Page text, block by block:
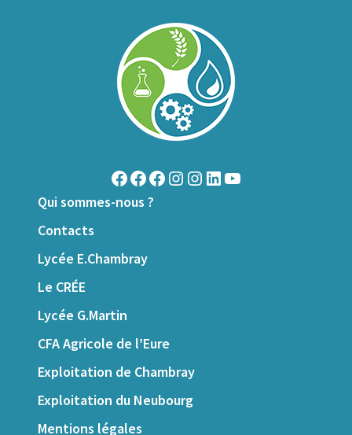
Qui sommes-nous ?
Contacts
Lycée E.Chambray
Le CRÉE
Lycée G.Martin
CFA Agricole de l’Eure
Exploitation de Chambray
Exploitation du Neubourg
Mentions légales